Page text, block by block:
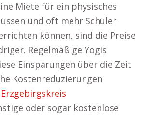
Miete für ein physisches
und oft mehr Schüler
können, sind die Preise
Regelmäßige Yogis
Einsparungen über die Zeit
Kostenreduzierungen
oder sogar kostenlose